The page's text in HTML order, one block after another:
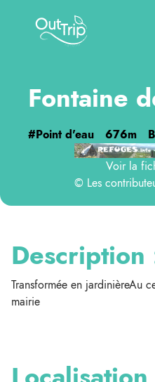
Outtrip
Fontaine
#Point d'eau 676m
Voir la
© Les
Description
Transformée en jardinièreAu
mairie